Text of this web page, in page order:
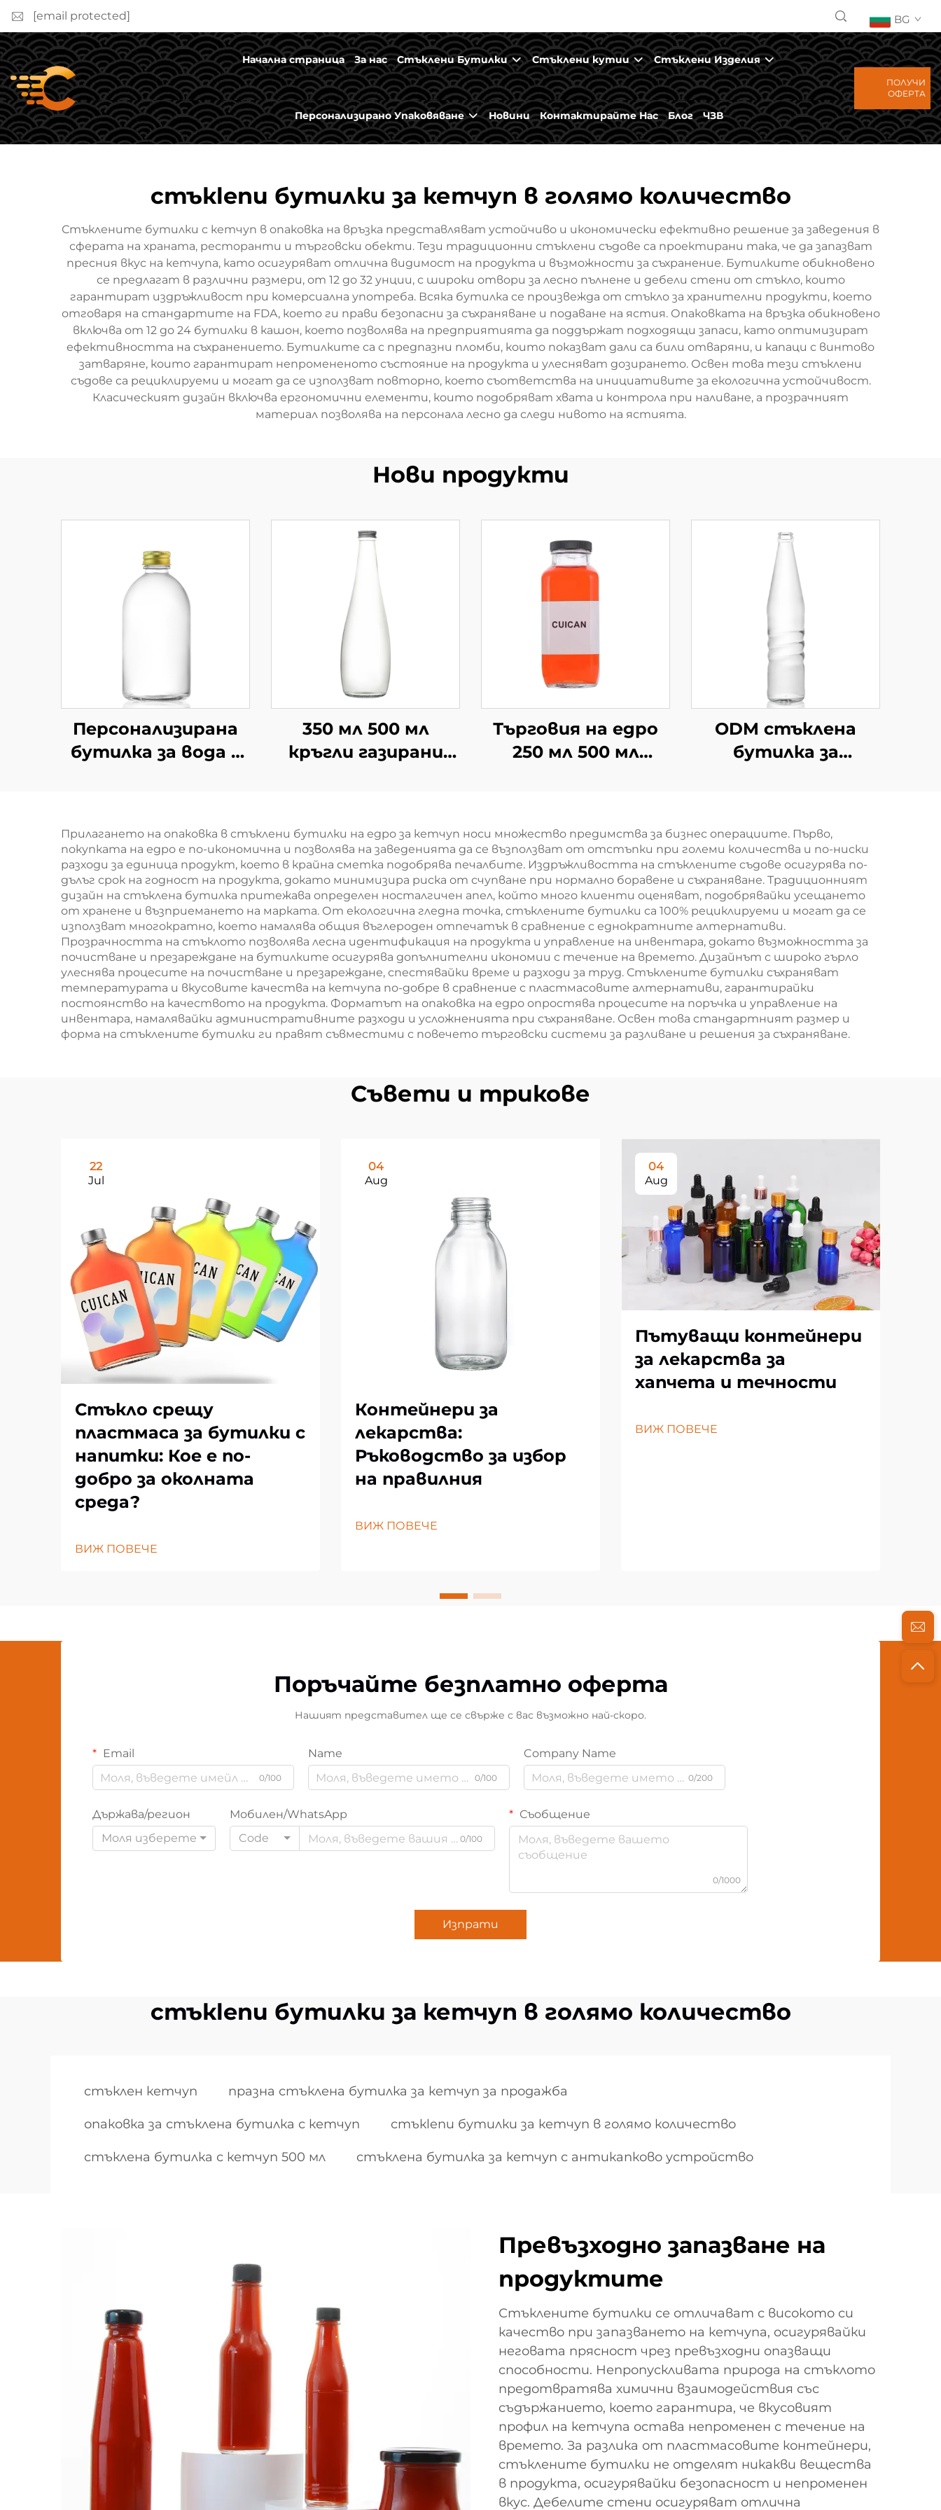
[email protected] BG
Начална страница За нас Стъклени Бутилки Стъклени кутии Стъклени Изделия
Персонализирано Упаковяване Новини Контактирайте Нас Блог ЧЗВ
ПОЛУЧИ
ОФЕРТА
стъкlenи бутилки за кетчуп в голямо количество
Стъклените бутилки с кетчуп в опаковка на връзка представляват устойчиво и икономически ефективно решение за заведения в
сферата на храната, ресторанти и търговски обекти. Тези традиционни стъклени съдове са проектирани така, че да запазват
пресния вкус на кетчупа, като осигуряват отлична видимост на продукта и възможности за съхранение. Бутилките обикновено
се предлагат в различни размери, от 12 до 32 унции, с широки отвори за лесно пълнене и дебели стени от стъкло, които
гарантират издръжливост при комерсиална употреба. Всяка бутилка се произвежда от стъкло за хранителни продукти, което
отговаря на стандартите на FDA, което ги прави безопасни за съхраняване и подаване на ястия. Опаковката на връзка обикновено
включва от 12 до 24 бутилки в кашон, което позволява на предприятията да поддържат подходящи запаси, като оптимизират
ефективността на съхранението. Бутилките са с предпазни пломби, които показват дали са били отваряни, и капаци с винтово
затваряне, които гарантират непромененото състояние на продукта и улесняват дозирането. Освен това тези стъклени
съдове са рециклируеми и могат да се използват повторно, което съответства на инициативите за екологична устойчивост.
Класическият дизайн включва ергономични елементи, които подобряват хвата и контрола при наливане, а прозрачният
материал позволява на персонала лесно да следи нивото на ястията.
Нови продукти
Персонализирана
бутилка за вода с
пиене
350 мл 500 мл
кръгли газирани
Търговия на едро
250 мл 500 мл
ODM стъклена
бутилка за
530 мл
Прилагането на опаковка в стъклени бутилки на едро за кетчуп носи множество предимства за бизнес операциите. Първо,
покупката на едро е по-икономична и позволява на заведенията да се възползват от отстъпки при големи количества и по-ниски
разходи за единица продукт, което в крайна сметка подобрява печалбите. Издръжливостта на стъклените съдове осигурява по-
дълъг срок на годност на продукта, докато минимизира риска от счупване при нормално боравене и съхраняване. Традиционният
дизайн на стъклена бутилка притежава определен носталгичен апел, който много клиенти оценяват, подобрявайки усещането
от хранене и възприемането на марката. От екологична гледна точка, стъклените бутилки са 100% рециклируеми и могат да се
използват многократно, което намалява общия въглероден отпечатък в сравнение с еднократните алтернативи.
Прозрачността на стъклото позволява лесна идентификация на продукта и управление на инвентара, докато възможността за
почистване и презареждане на бутилките осигурява допълнителни икономии с течение на времето. Дизайнът с широко гърло
улеснява процесите на почистване и презареждане, спестявайки време и разходи за труд. Стъклените бутилки съхраняват
температурата и вкусовите качества на кетчупа по-добре в сравнение с пластмасовите алтернативи, гарантирайки
постоянство на качеството на продукта. Форматът на опаковка на едро опростява процесите на поръчка и управление на
инвентара, намалявайки административните разходи и усложненията при съхраняване. Освен това стандартният размер и
форма на стъклените бутилки ги правят съвместими с повечето търговски системи за разливане и решения за съхраняване.
Съвети и трикове
22
Jul
Стъкло срещу
пластмаса за бутилки с
напитки: Кое е по-
добро за околната
среда?
ВИЖ ПОВЕЧЕ
04
Aug
Контейнери за
лекарства:
Ръководство за избор
на правилния
ВИЖ ПОВЕЧЕ
04
Aug
Пътуващи контейнери
за лекарства за
хапчета и течности
ВИЖ ПОВЕЧЕ
Поръчайте безплатно оферта
Нашият представител ще се свърже с вас възможно най-скоро.
Email
0/100
Name
0/100
Company Name
0/200
Държава/регион
Моля изберете
Мобилен/WhatsApp
Code
0/100
Съобщение
0/1000
Изпрати
стъкlenи бутилки за кетчуп в голямо количество
стъклен кетчуп празна стъклена бутилка за кетчуп за продажба
опаковка за стъклена бутилка с кетчуп стъкlenи бутилки за кетчуп в голямо количество
стъклена бутилка с кетчуп 500 мл стъклена бутилка за кетчуп с антикапково устройство
Превъзходно запазване на
продуктите
Стъклените бутилки се отличават с високото си
качество при запазването на кетчупа, осигурявайки
неговата прясност чрез превъзходни опазващи
способности. Непропускливата природа на стъклото
предотвратява химични взаимодействия със
съдържанието, което гарантира, че вкусовият
профил на кетчупа остава непроменен с течение на
времето. За разлика от пластмасовите контейнери,
стъклените бутилки не отделят никакви вещества
в продукта, осигурявайки безопасност и непроменен
вкус. Дебелите стени осигуряват отлична